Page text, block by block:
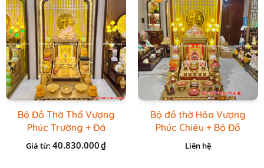
Bộ Đồ Thờ Thổ Vượng
Phúc Trường + Đá
Onix Vàng
Giá từ: 40.830.000₫
Bộ đồ thờ Hỏa Vượng
Phúc Chiêu + Bộ Đồ
Thờ Đá Đỏ Bọc Đồng
Cao cấp
Liên hệ